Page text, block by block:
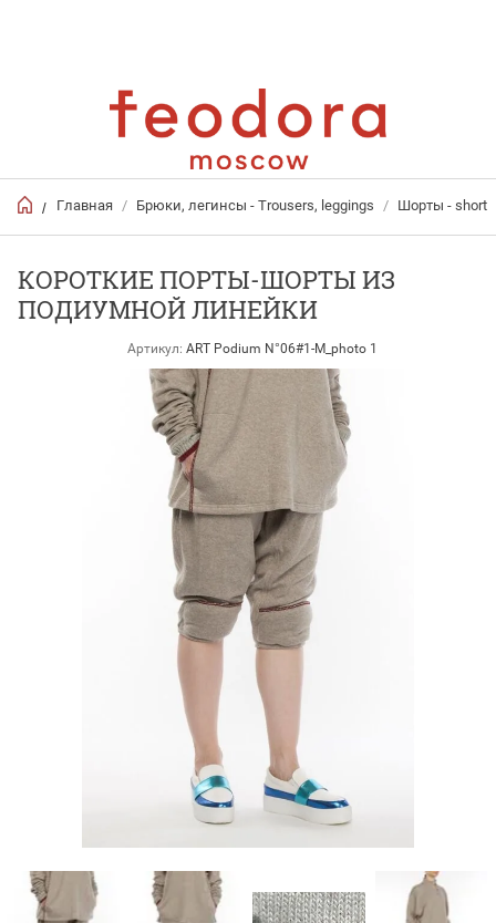
/ Главная / Брюки, легинсы - Trousers, leggings / Шорты - short
КОРОТКИЕ ПОРТЫ-ШОРТЫ ИЗ
ПОДИУМНОЙ ЛИНЕЙКИ
Артикул: ART Podium N°06#1-M_photo 1